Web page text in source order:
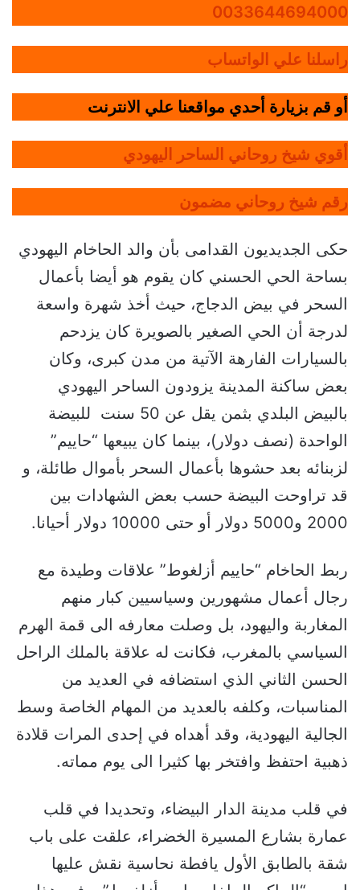
0033644694000
راسلنا علي الواتساب
أو قم بزيارة أحدي مواقعنا علي الانترنت
أقوي شيخ روحاني الساحر اليهودي
رقم شيخ روحاني مضمون
حكى الجديديون القدامى بأن والد الحاخام اليهودي
بساحة الحي الحسني كان يقوم هو أيضا بأعمال
السحر في بيض الدجاج، حيث أخذ شهرة واسعة
لدرجة أن الحي الصغير بالصويرة كان يزدحم
بالسيارات الفارهة الآتية من مدن كبرى، وكان
بعض ساكنة المدينة يزودون الساحر اليهودي
بالبيض البلدي بثمن يقل عن 50 سنت للبيضة
الواحدة (نصف دولار)، بينما كان يبيعها “حاييم”
لزبنائه بعد حشوها بأعمال السحر بأموال طائلة، و
قد تراوحت البيضة حسب بعض الشهادات بين
2000 و5000 دولار أو حتى 10000 دولار أحيانا.
ربط الحاخام “حاييم أزلغوط” علاقات وطيدة مع
رجال أعمال مشهورين وسياسيين كبار منهم
المغاربة واليهود، بل وصلت معارفه الى قمة الهرم
السياسي بالمغرب، فكانت له علاقة بالملك الراحل
الحسن الثاني الذي استضافه في العديد من
المناسبات، وكلفه بالعديد من المهام الخاصة وسط
الجالية اليهودية، وقد أهداه في إحدى المرات قلادة
ذهبية احتفظ وافتخر بها كثيرا الى يوم مماته.
في قلب مدينة الدار البيضاء، وتحديدا في قلب
عمارة بشارع المسيرة الخضراء، علقت على باب
شقة بالطابق الأول يافطة نحاسية نقش عليها